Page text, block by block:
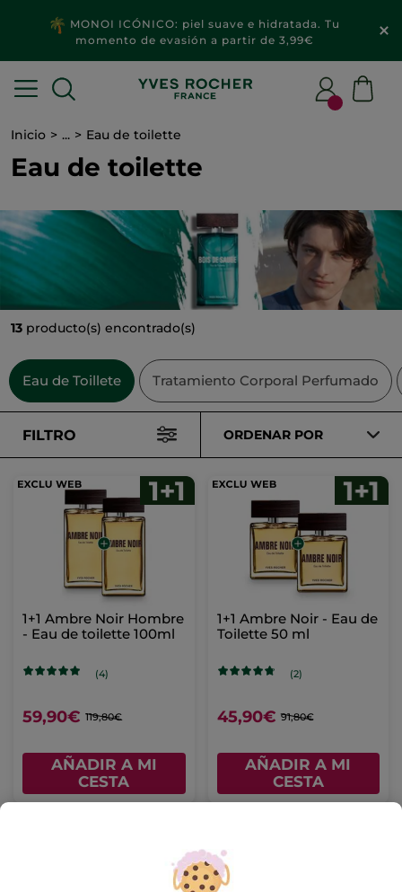
MONOI ICÓNICO: piel suave e hidratada. Tu
momento de evasión a partir de 3,99€
Inicio ... Eau de toilette
Eau de toilette
13 producto(s) encontrado(s)
Eau de Toillete Tratamiento Corporal Perfumado
FILTRO ORDENAR POR
1+1 Ambre Noir Hombre
- Eau de toilette 100ml
(4)
59,90€ 119,80€
AÑADIR A MI
CESTA
1+1 Ambre Noir - Eau de
Toilette 50 ml
(2)
45,90€ 91,80€
AÑADIR A MI
CESTA